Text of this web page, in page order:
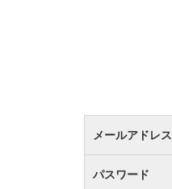
メールアドレス
パスワード